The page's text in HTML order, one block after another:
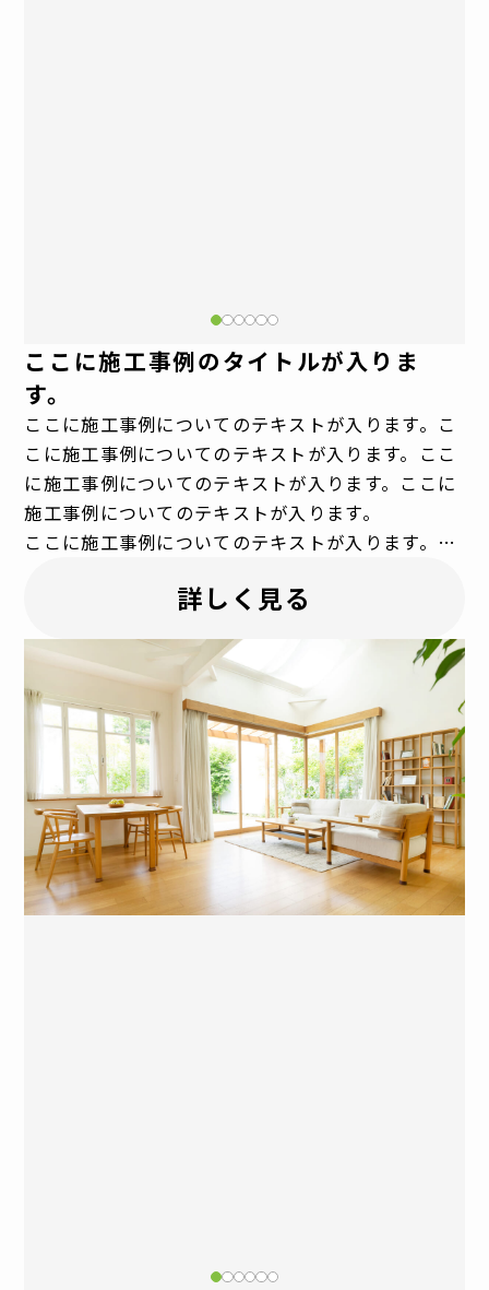
ここに施工事例のタイトルが入りま
す。
ここに施工事例についてのテキストが入ります。こ
こに施工事例についてのテキストが入ります。ここ
に施工事例についてのテキストが入ります。ここに
施工事例についてのテキストが入ります。
ここに施工事例についてのテキストが入ります。こ
に施工事例についてのテキストが入ります。
詳しく見る